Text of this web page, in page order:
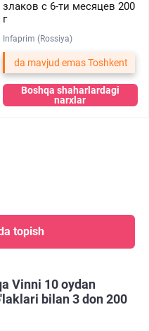
злаков с 6-ти месяцев 200
г
Infaprim (Rossiya)
da mavjud emas Toshkent
Boshqa shaharlardagi
narxlar
topish
Vinni 10 oydan
bilan 3 don 200